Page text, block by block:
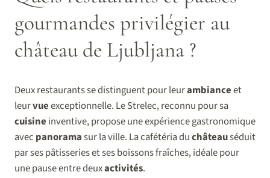
gourmandes privilégier au
château de Ljubljana ?
Deux restaurants se distinguent pour leurambianceet
leurvueexceptionnelle. Le Strelec, reconnu pour sa
cuisine inventive, propose une expérience gastronomique
avec panoramasur la ville. La cafétéria duchâteauséduit
par ses pâtisseries et ses boissons fraîches, idéale pour
une pause entre deuxactivités.